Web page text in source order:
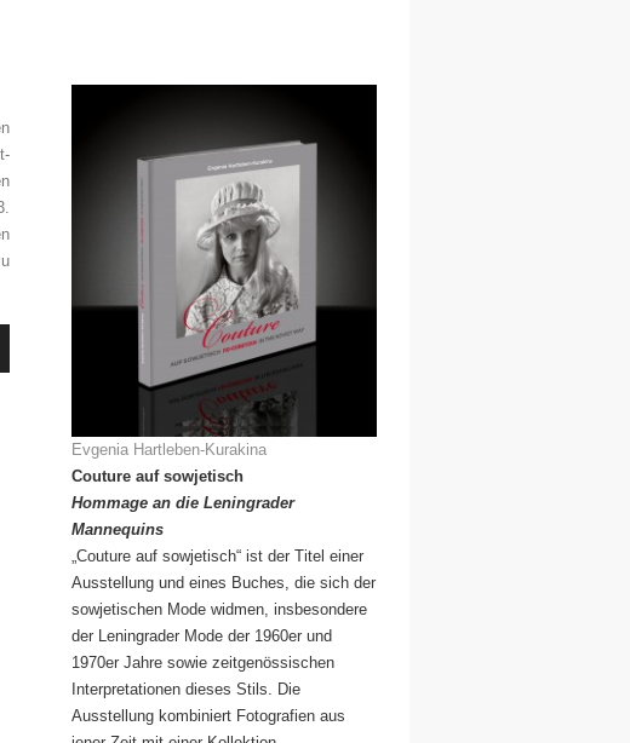
Evgenia Hartleben-Kurakina
Couture auf sowjetisch
Hommage an die Leningrader
Mannequins
„Couture auf sowjetisch“ ist der Titel einer
Ausstellung und eines Buches, die sich der
sowjetischen Mode widmen, insbesondere
der Leningrader Mode der 1960er und
1970er Jahre sowie zeitgenössischen
Interpretationen dieses Stils. Die
Ausstellung kombiniert Fotografien aus